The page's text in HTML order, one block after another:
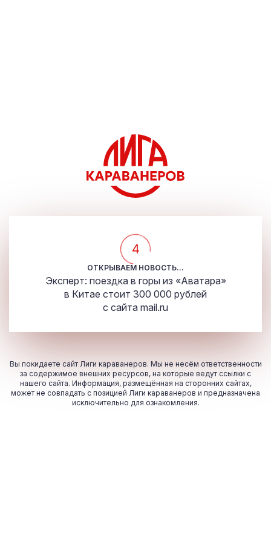
4
ОТКРЫВАЕМ НОВОСТЬ...
Эксперт: поездка в горы из «Аватара»
в Китае стоит 300 000 рублей
с сайта mail.ru
Вы покидаете сайт Лиги караванеров. Мы не несём ответственности
за содержимое внешних ресурсов, на которые ведут ссылки с
нашего сайта. Информация, размещённая на сторонних сайтах,
может не совпадать с позицией Лиги караванеров и предназначена
исключительно для ознакомления.